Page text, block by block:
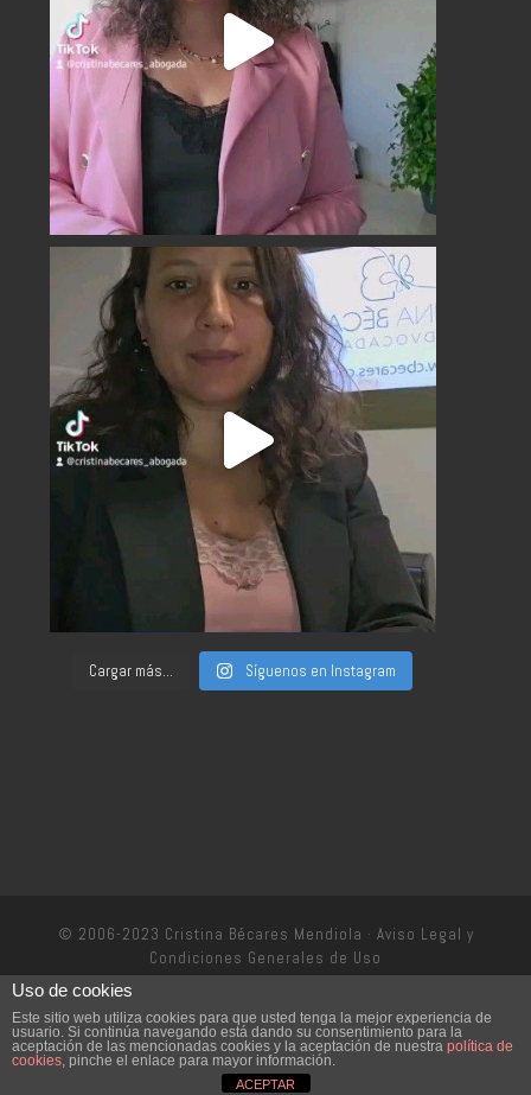
Cargar más... Síguenos en Instagram
© 2006-2023 Cristina Bécares Mendiola · Aviso Legal y
Condiciones Generales de Uso
Uso de cookies
Este sitio web utiliza cookies para que usted tenga la mejor experiencia de
usuario. Si continúa navegando está dando su consentimiento para la
aceptación de las mencionadas cookies y la aceptación de nuestra política de
cookies, pinche el enlace para mayor información.
ACEPTAR